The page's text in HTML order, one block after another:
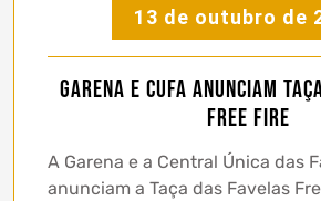
13 de outubro de
Garena e CUFA anunciam
Free Fire
A Garena e a Central Única das
anunciam a Taça das Favelas